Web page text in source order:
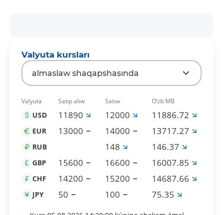
Valyuta kursları
almaslaw shaqapshasında
Valyuta Satıp alıw Satıw O‘zb MB
USD 11890 12000 11886.72
EUR 13000 14000 13717.27
RUB 148 146.37
GBP 15600 16600 16007.85
CHF 14200 15200 14687.66
JPY 50 100 75.35